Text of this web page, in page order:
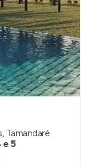
, Tamandaré
e 5